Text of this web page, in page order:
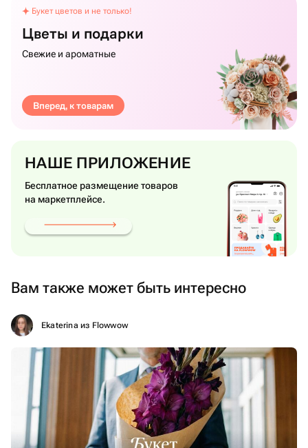
Букет цветов и не только!
Цветы и подарки
Свежие и ароматные
Вперед, к товарам
НАШЕ ПРИЛОЖЕНИЕ
Бесплатное размещение товаров
на маркетплейсе.
Вам также может быть интересно
Ekaterina из Flowwow